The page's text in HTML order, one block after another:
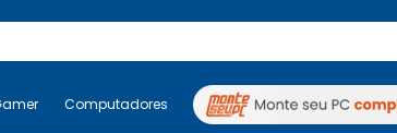
PC Gamer Computadores Periféricos TV
Computadores Periféricos TV Venda no